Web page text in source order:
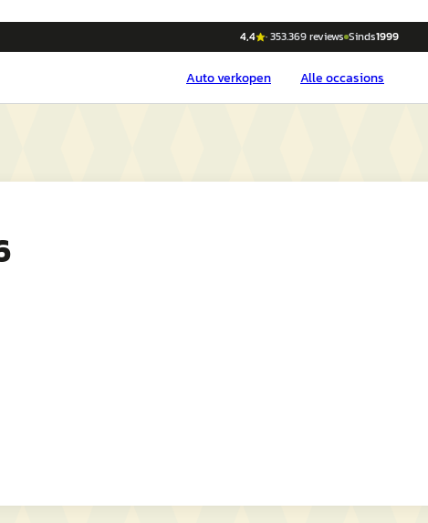
4,4 ·353.369reviews Sinds1999
Autoverkopen Alle occasions